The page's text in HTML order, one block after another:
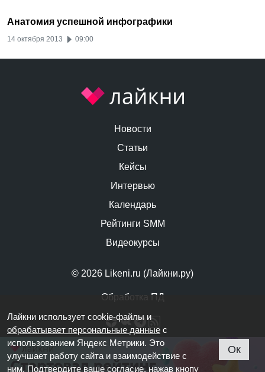
Анатомия успешной инфографики
14 октября 2013 09:00
© 2026 Likeni.ru (Лайкни.ру)
Обработка ПД
Новости
Статьи
Кейсы
Интервью
Календарь
Рейтинги SMM
Видеокурсы
Лайкни использует cookie-файлы и
обрабатывает персональные данные с
использованием Яндекс Метрики. Это
улучшает работу сайта и взаимодействие с
ним. Подтвердите ваше согласие, нажав кнопу
Ок